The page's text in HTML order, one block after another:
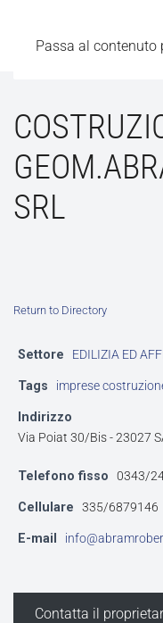
Passa al contenuto
SRL
Return to Directory
Settore EDILIZIA ED
Tags imprese
Indirizzo
Via Poiat 30/Bis - 23027
Telefono fisso 0343/
Cellulare 335/6879146
E-mail
Contatta il